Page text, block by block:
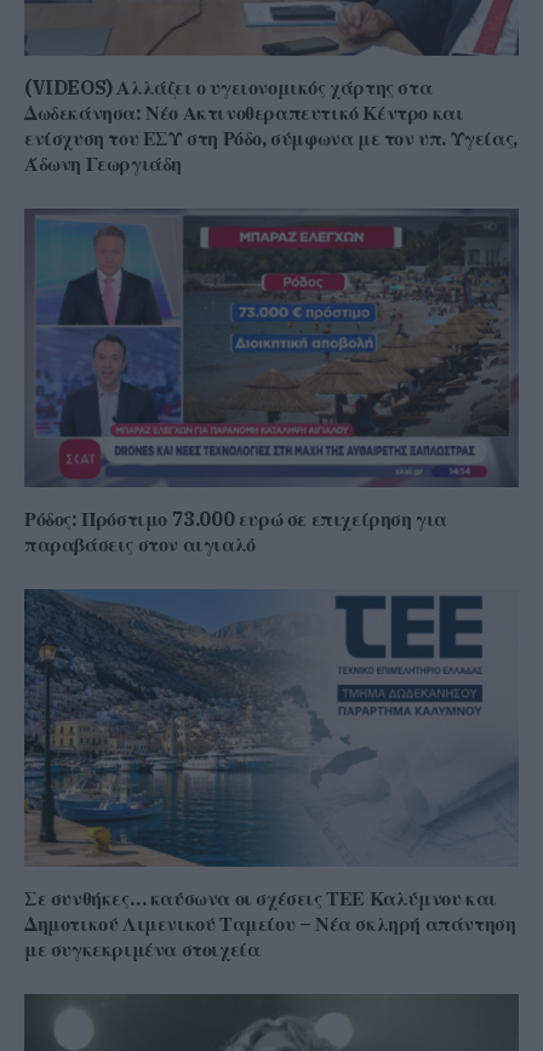
(VIDEOS) Αλλάζει ο υγειονομικός χάρτης στα
Δωδεκάνησα: Νέο Ακτινοθεραπευτικό Κέντρο και
ενίσχυση του ΕΣΥ στη Ρόδο, σύμφωνα με τον υπ. Υγείας,
Άδωνη Γεωργιάδη
Ρόδος: Πρόστιμο 73.000 ευρώ σε επιχείρηση για
παραβάσεις στον αιγιαλό
Σε συνθήκες… καύσωνα οι σχέσεις ΤΕΕ Καλύμνου και
Δημοτικού Λιμενικού Ταμείου – Νέα σκληρή απάντηση
με συγκεκριμένα στοιχεία